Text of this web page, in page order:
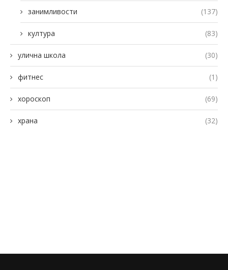
занимливости (137)
култура (83)
улична школа (30)
фитнес (1)
хороскоп (69)
храна (32)